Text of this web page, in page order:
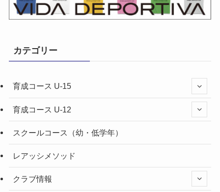
カテゴリー
育成コース U-15
育成コース U-12
スクールコース（幼・低学年）
レアッシメソッド
クラブ情報